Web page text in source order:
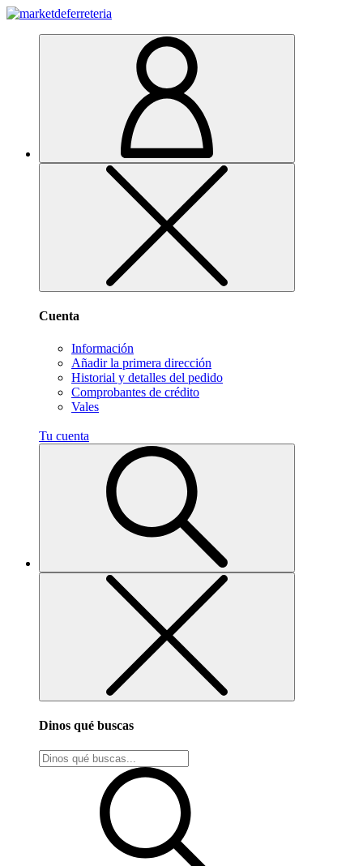
Cuenta
Información
Añadir la primera dirección
Historial y detalles del pedido
Comprobantes de crédito
Vales
Tu cuenta
Dinos qué buscas